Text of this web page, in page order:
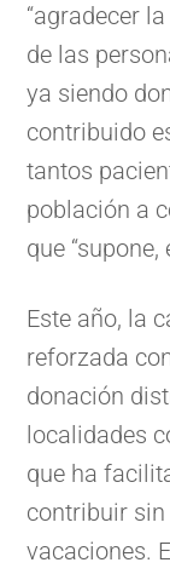
“agradecer
de las
ya siendo
contribuido
tantos
población a
que
Este año, la
reforzada
donación
localidades
que ha
contribuir
vacaciones.